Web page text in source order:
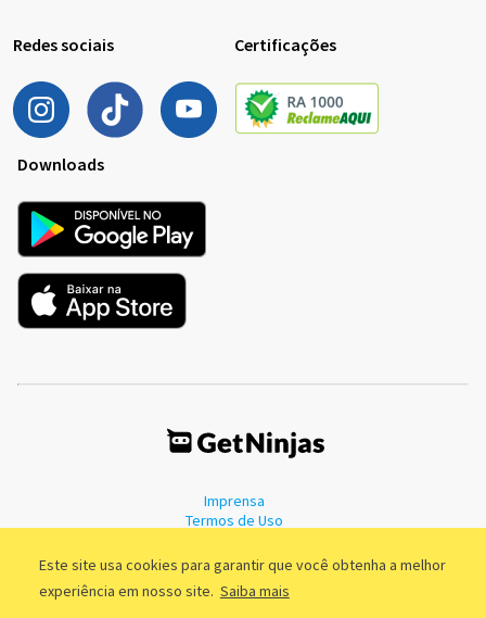
Este site usa cookies para garantir que você obtenha a melhor
experiência em nosso site. Saiba mais
Redes sociais Certificações
Downloads
Imprensa
Termos de Uso